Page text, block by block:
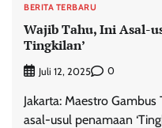
BERITA TERBARU
Wajib Tahu, Ini Asal-
Tingkilan’
Juli 12, 2025 0
Jakarta: Maestro
asal-usul penamaan